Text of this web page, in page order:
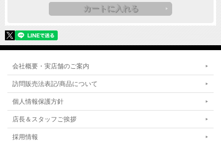
会社概要・実店舗のご案内
訪問販売法表記/商品について
個人情報保護方針
店長＆スタッフご挨拶
採用情報